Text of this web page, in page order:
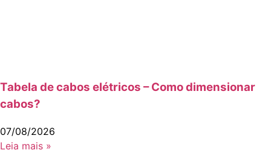
Tabela de cabos elétricos – Como dimensionar
cabos?
07/08/2026
Leia mais »